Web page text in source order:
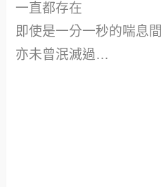
一直都存在
即使是一分一秒的喘息間
亦未曾泯滅過…